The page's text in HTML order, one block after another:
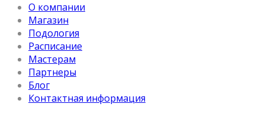
О компании
Магазин
Подология
Расписание
Мастерам
Партнеры
Блог
Контактная информация